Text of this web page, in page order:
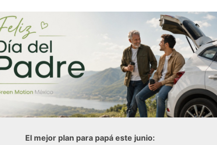
El mejor plan para papá este junio: